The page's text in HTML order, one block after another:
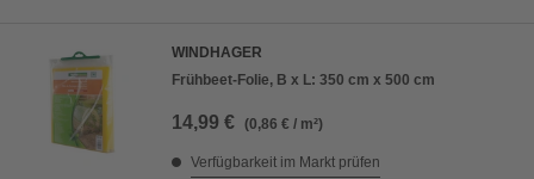
WINDHAGER
Frühbeet-Folie, B x L: 350 cm x 500 cm
14,99 € (0,86 € / m²)
Verfügbarkeit im Markt prüfen